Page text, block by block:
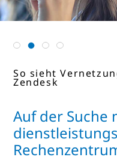
So sieht
Groupon
So sieht
Zendesk
Auf der Suche
So sieht wahre
und Gracenote
und